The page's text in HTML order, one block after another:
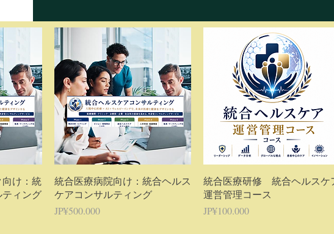
け：統
ィング
Tampilan Cepat
統合医療病院向け：統合ヘルス
ケアコンサルティング
Harga
JP¥500.000
Tampilan Cepat
統合医療研修 統合ヘルスケ
運営管理コース
Harga
JP¥100.000